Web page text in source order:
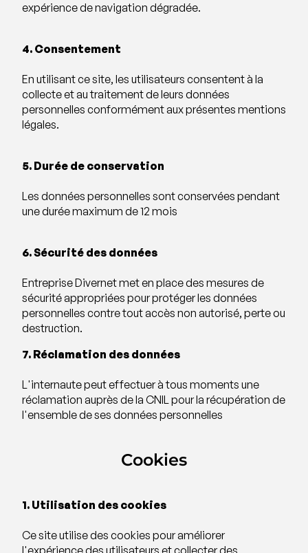
expérience de navigation dégradée.
4. Consentement
En utilisant ce site, les utilisateurs consentent à la
collecte et au traitement de leurs données
personnelles conformément aux présentes mentions
légales.
5. Durée de conservation
Les données personnelles sont conservées pendant
une durée maximum de 12 mois
6. Sécurité des données
Entreprise Divernet met en place des mesures de
sécurité appropriées pour protéger les données
personnelles contre tout accès non autorisé, perte ou
destruction.
7. Réclamation des données
L'internaute peut effectuer à tous moments une
réclamation auprès de la CNIL pour la récupération de
l'ensemble de ses données personnelles
Cookies
1. Utilisation des cookies
Ce site utilise des cookies pour améliorer
l'expérience des utilisateurs et collecter des